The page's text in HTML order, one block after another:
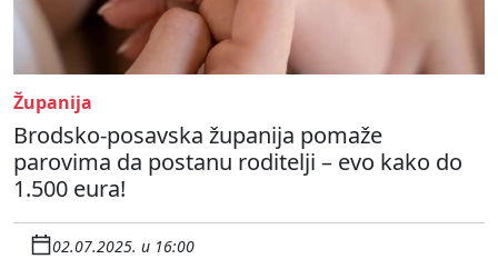
Županija
Brodsko-posavska županija pomaže
parovima da postanu roditelji – evo kako do
1.500 eura!
02.07.2025. u 16:00